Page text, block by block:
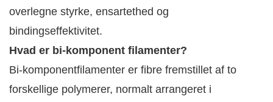
overlegne styrke, ensartethed og
bindingseffektivitet.
Hvad er bi-komponent filamenter?
Bi-komponentfilamenter er fibre fremstillet af to
forskellige polymerer, normalt arrangeret i